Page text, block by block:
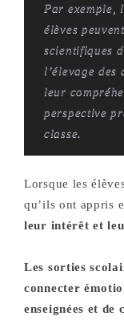
Par exemple,
élèves
scientifiques
l’élevage
leur
perspective
classe.
Lorsque les
qu’ils ont appris
leur intérêt et
Les sorties
connecter
enseignées et